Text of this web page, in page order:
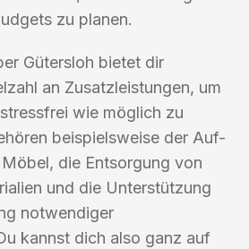
zu planen.
Gütersloh bietet dir
an Zusatzleistungen, um
wie möglich zu
beispielsweise der Auf-
die Entsorgung von
und die Unterstützung
notwendiger
kannst dich also ganz auf